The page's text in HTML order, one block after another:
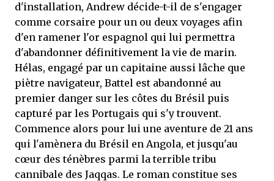
d'installation, Andrew décide-t-il de s'engager
comme corsaire pour un ou deux voyages afin
d'en ramener l'or espagnol qui lui permettra
d'abandonner définitivement la vie de marin.
Hélas, engagé par un capitaine aussi lâche que
piètre navigateur, Battel est abandonné au
premier danger sur les côtes du Brésil puis
capturé par les Portugais qui s'y trouvent.
Commence alors pour lui une aventure de 21 ans
qui l'amènera du Brésil en Angola, et jusqu'au
cœur des ténèbres parmi la terrible tribu
cannibale des Jaqqas. Le roman constitue ses